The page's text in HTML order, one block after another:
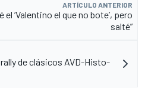
ARTÍCULO ANTERIOR
el ‘Valentino el que no bote’, pero
salté”
de clásicos AVD-Histo-